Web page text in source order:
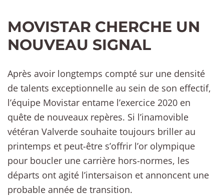
MOVISTAR CHERCHE UN
NOUVEAU SIGNAL
Après avoir longtemps compté sur une densité
de talents exceptionnelle au sein de son effectif,
l’équipe Movistar entame l’exercice 2020 en
quête de nouveaux repères. Si l’inamovible
vétéran Valverde souhaite toujours briller au
printemps et peut-être s’offrir l’or olympique
pour boucler une carrière hors-normes, les
départs ont agité l’intersaison et annoncent une
probable année de transition.